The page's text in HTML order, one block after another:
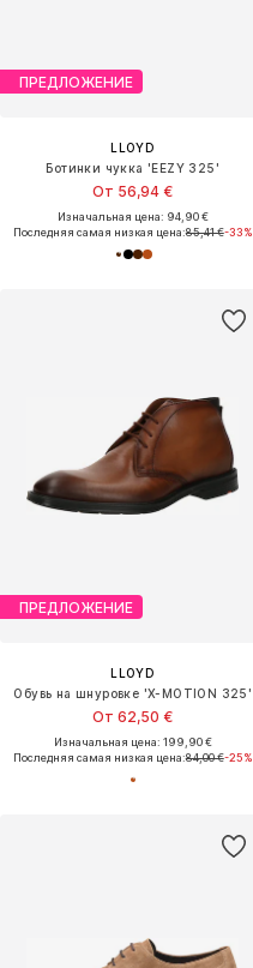
ПРЕДЛОЖЕНИЕ
LLOYD
Ботинки чукка 'EEZY 325'
От 56,94 €
Изначальная цена: 94,90 €
Последняя самая низкая цена:85,41 €-33%
ПРЕДЛОЖЕНИЕ
LLOYD
Обувь на шнуровке 'X-MOTION 325'
От 62,50 €
Изначальная цена: 199,90 €
Последняя самая низкая цена:84,00 €-25%